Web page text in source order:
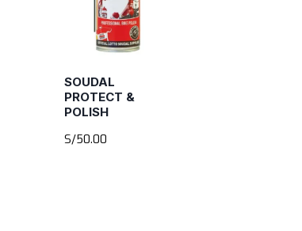
SOUDAL
PROTECT &
POLISH
S/50.00